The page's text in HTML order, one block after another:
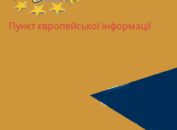
Пункт європейської інформації